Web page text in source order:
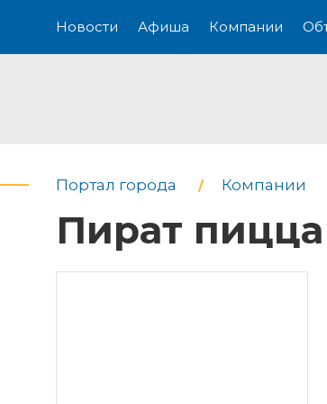
Новости Афиша Компании
Портал города Компании
Пират